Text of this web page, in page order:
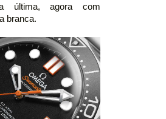
última, agora com
branca.